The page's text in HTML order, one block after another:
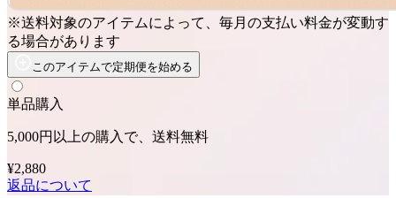
※送料対象のアイテムによって、毎月の支払い料金が変動す
る場合があります
このアイテムで定期便を始める
単品購入
5,000円以上の購入で、送料無料
¥2,880
返品について